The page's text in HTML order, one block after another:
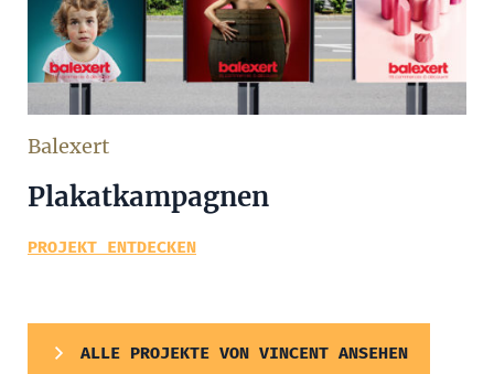
Balexert
Plakatkampagnen
PROJEKT ENTDECKEN
ALLE PROJEKTE VON VINCENT ANSEHEN